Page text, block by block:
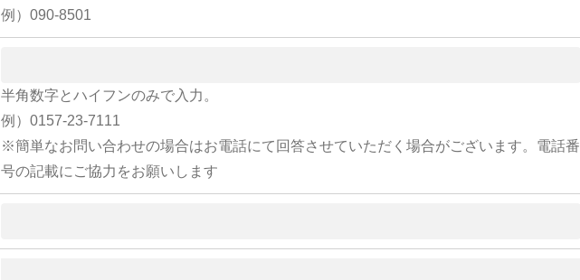
例）090-8501
半角数字とハイフンのみで入力。
例）0157-23-7111
※簡単なお問い合わせの場合はお電話にて回答させていただく場合がございます。電話番
号の記載にご協力をお願いします